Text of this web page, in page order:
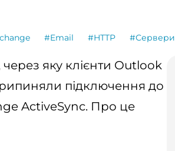
#Email #HTTP #Сервери
яку клієнти Outlook
підключення до
ActiveSync. Про це